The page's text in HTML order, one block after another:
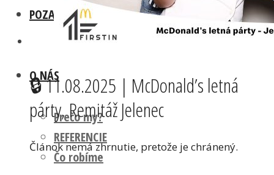
POZADIA A REKVIZITY
O NÁS
Prečo my?
REFERENCIE
Čo robíme
🔒 11.08.2025 | McDonald’s letná
párty, Remitáž Jelenec
Článok nemá zhrnutie, pretože je chránený.